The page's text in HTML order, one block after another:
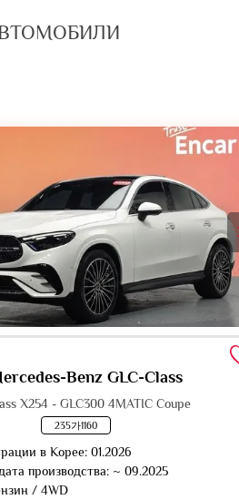
Benz GLC-Class
X254 - GLC300 4MATIC Coupe
235가1160
в Корее: 01.2026
производства: ~ 09.2025
/ 4WD